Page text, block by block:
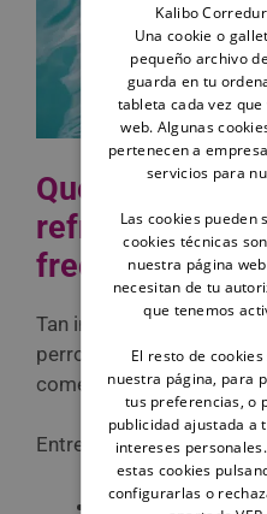
Qué NO debes
refrescar a tu
frecuentes)
Tan importante como
perro es conocer los
cometen en la época
Entre los más
Utilizaragua muy
Kalibo
Una cookie o
pequeño archivo
guarda en tu
tableta cada vez
web. Algunas
pertenecen a
servicios para
Las cookies pueden
cookies técnicas
nuestra página
necesitan de tu
que tenemos
El resto de
nuestra página, para
tus preferencias, o
publicidad ajustada a
intereses
estas cookies
configurarlas o